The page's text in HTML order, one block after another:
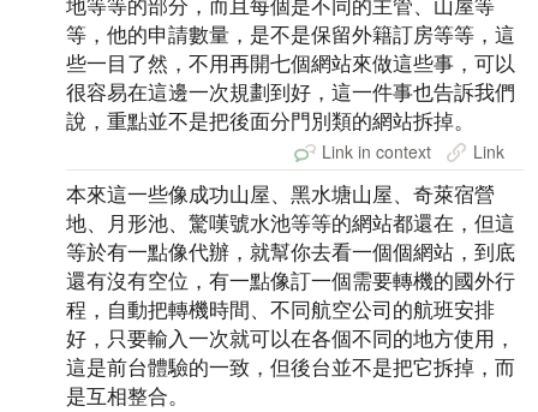
地等等的部分，而且每個是不同的主管、山屋等
等，他的申請數量，是不是保留外籍訂房等等，這
些一目了然，不用再開七個網站來做這些事，可以
很容易在這邊一次規劃到好，這一件事也告訴我們
說，重點並不是把後面分門別類的網站拆掉。
Link in context Link
本來這一些像成功山屋、黑水塘山屋、奇萊宿營
地、月形池、驚嘆號水池等等的網站都還在，但這
等於有一點像代辦，就幫你去看一個個網站，到底
還有沒有空位，有一點像訂一個需要轉機的國外行
程，自動把轉機時間、不同航空公司的航班安排
好，只要輸入一次就可以在各個不同的地方使用，
這是前台體驗的一致，但後台並不是把它拆掉，而
是互相整合。